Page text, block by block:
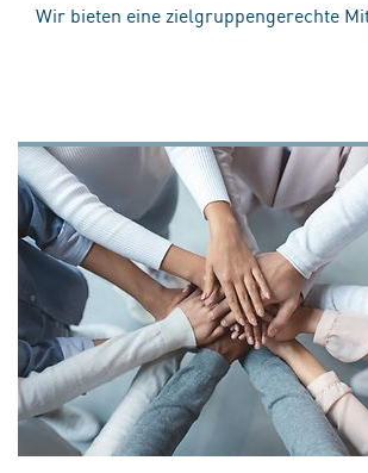
Wir bieten eine zielgruppengerechte